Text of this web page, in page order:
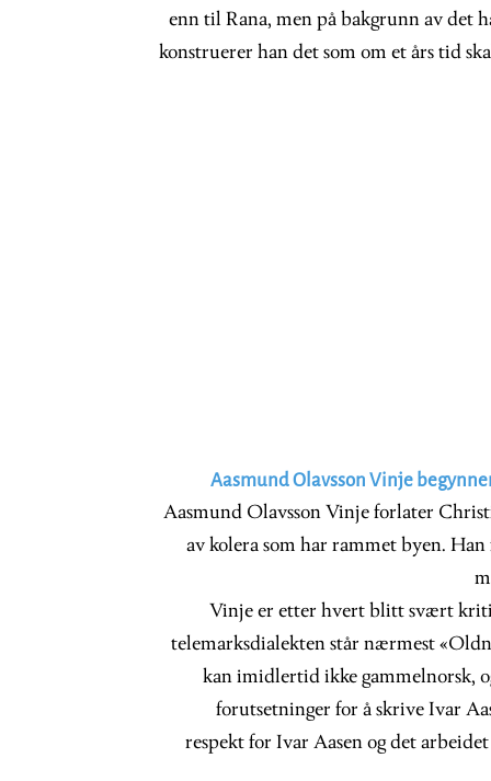
enn til Rana, men på bakgrunn av det
konstruerer han det som om et års tid
Aasmund Olavsson Vinje
Aasmund Olavsson Vinje forlater
av kolera som har rammet byen. Han
Vinje er etter hvert blitt svært
telemarksdialekten står nærmest
kan imidlertid ikke gammelnorsk,
forutsetninger for å skrive Ivar
respekt for Ivar Aasen og det